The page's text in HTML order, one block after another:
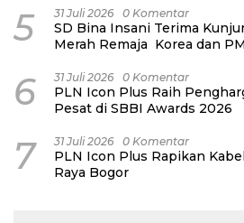
5 31 Juli 2026 0 Komentar
SD Bina Insani Terima
Merah Remaja Korea dan
6 31 Juli 2026 0 Komentar
PLN Icon Plus Raih
Pesat di SBBI Awards 2026
7 31 Juli 2026 0 Komentar
PLN Icon Plus Rapikan
Raya Bogor